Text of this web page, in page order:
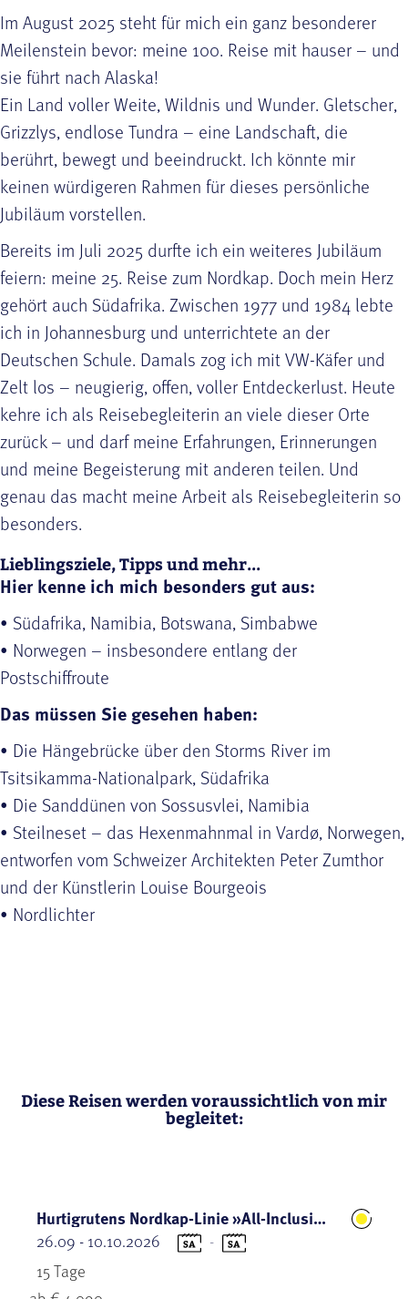
Im August 2025 steht für mich ein ganz besonderer
Meilenstein bevor: meine 100. Reise mit hauser – und
sie führt nach Alaska!
Ein Land voller Weite, Wildnis und Wunder. Gletscher,
Grizzlys, endlose Tundra – eine Landschaft, die
berührt, bewegt und beeindruckt. Ich könnte mir
keinen würdigeren Rahmen für dieses persönliche
Jubiläum vorstellen.
Bereits im Juli 2025 durfte ich ein weiteres Jubiläum
feiern: meine 25. Reise zum Nordkap. Doch mein Herz
gehört auch Südafrika. Zwischen 1977 und 1984 lebte
ich in Johannesburg und unterrichtete an der
Deutschen Schule. Damals zog ich mit VW-Käfer und
Zelt los – neugierig, offen, voller Entdeckerlust. Heute
kehre ich als Reisebegleiterin an viele dieser Orte
zurück – und darf meine Erfahrungen, Erinnerungen
und meine Begeisterung mit anderen teilen. Und
genau das macht meine Arbeit als Reisebegleiterin so
besonders.
Lieblingsziele, Tipps und mehr...
Hier kenne ich mich besonders gut aus:
• Südafrika, Namibia, Botswana, Simbabwe
• Norwegen – insbesondere entlang der
Postschiffroute
Das müssen Sie gesehen haben:
• Die Hängebrücke über den Storms River im
Tsitsikamma-Nationalpark, Südafrika
• Die Sanddünen von Sossusvlei, Namibia
• Steilneset – das Hexenmahnmal in Vardø, Norwegen,
entworfen vom Schweizer Architekten Peter Zumthor
und der Künstlerin Louise Bourgeois
• Nordlichter
Diese Reisen werden voraussichtlich von mir
begleitet:
Hurtigrutens Nordkap-Linie »All-Inclusive«
26.09 - 10.10.2026
-
15 Tage